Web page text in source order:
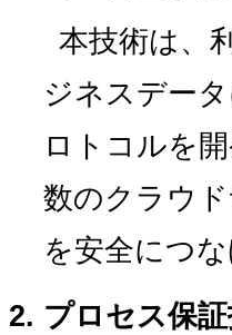
本技術は、
ジネスデー
ロトコルを
数のクラウ
を安全につ
プロセス保